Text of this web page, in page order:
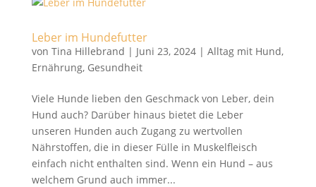
Leber im Hundefutter
von Tina Hillebrand | Juni 23, 2024| Alltag mit Hund,
Ernährung, Gesundheit
Viele Hunde lieben den Geschmack von Leber, dein
Hund auch? Darüber hinaus bietet die Leber
unseren Hunden auch Zugang zu wertvollen
Nährstoffen, die in dieser Fülle in Muskelfleisch
einfach nicht enthalten sind. Wenn ein Hund – aus
welchem Grund auch immer...